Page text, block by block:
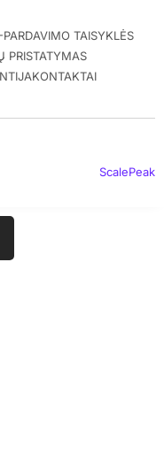
TAISYKLĖS
PRISTATYMAS
KONTAKTAI
ScalePeak